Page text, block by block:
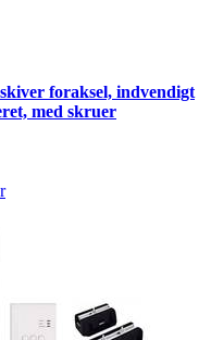
foraksel, indvendigt
med skruer